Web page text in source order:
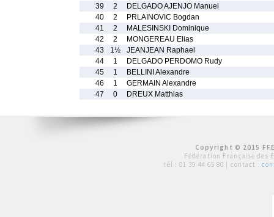
39
2
DELGADO AJENJO Manuel
40
2
PRLAINOVIC Bogdan
41
2
MALESINSKI Dominique
42
2
MONGEREAU Elias
43
1½
JEANJEAN Raphael
44
1
DELGADO PERDOMO Rudy
45
1
BELLINI Alexandre
46
1
GERMAIN Alexandre
47
0 DREUX Matthias
Copyright © 2015
Fédération Française des
tél : 01 39 44 65 80 | contact :